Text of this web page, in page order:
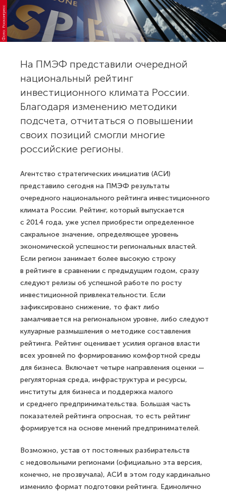
Фото: Росконгресс
На ПМЭФ представили очередной
национальный рейтинг
инвестиционного климата России.
Благодаря изменению методики
подсчета, отчитаться о повышении
своих позиций смогли многие
российские регионы.
Агентство стратегических инициатив (АСИ)
представило сегодня на ПМЭФ результаты
очередного национального рейтинга инвестиционного
климата России. Рейтинг, который выпускается
с 2014 года, уже успел приобрести определенное
сакральное значение, определяющее уровень
экономической успешности региональных властей.
Если регион занимает более высокую строку
в рейтинге в сравнении с предыдущим годом, сразу
следуют релизы об успешной работе по росту
инвестиционной привлекательности. Если
зафиксировано снижение, то факт либо
замалчивается на региональном уровне, либо следуют
кулуарные размышления о методике составления
рейтинга. Рейтинг оценивает усилия органов власти
всех уровней по формированию комфортной среды
для бизнеса. Включает четыре направления оценки —
регуляторная среда, инфраструктура и ресурсы,
институты для бизнеса и поддержка малого
и среднего предпринимательства. Большая часть
показателей рейтинга опросная, то есть рейтинг
формируется на основе мнений предпринимателей.
Возможно, устав от постоянных разбирательств
с недовольными регионами (официально эта версия,
конечно, не прозвучала), АСИ в этом году кардинально
изменило формат подготовки рейтинга. Единолично